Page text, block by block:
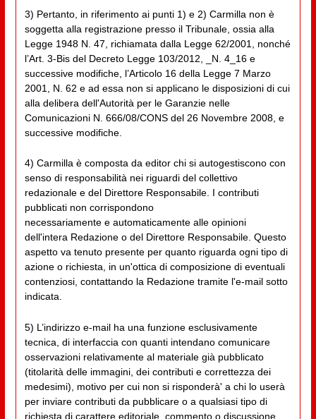
3) Pertanto, in riferimento ai punti 1) e 2) Carmilla non è
soggetta alla registrazione presso il Tribunale, ossia alla
Legge 1948 N. 47, richiamata dalla Legge 62/2001, nonché
l’Art. 3-Bis del Decreto Legge 103/2012, _N. 4_16 e
successive modifiche, l’Articolo 16 della Legge 7 Marzo
2001, N. 62 e ad essa non si applicano le disposizioni di cui
alla delibera dell'Autorità per le Garanzie nelle
Comunicazioni N. 666/08/CONS del 26 Novembre 2008, e
successive modifiche.
4) Carmilla è composta da editor chi si autogestiscono con
senso di responsabilità nei riguardi del collettivo
redazionale e del Direttore Responsabile. I contributi
pubblicati non corrispondono
necessariamente e automaticamente alle opinioni
dell'intera Redazione o del Direttore Responsabile. Questo
aspetto va tenuto presente per quanto riguarda ogni tipo di
azione o richiesta, in un'ottica di composizione di eventuali
contenziosi, contattando la Redazione tramite l'e-mail sotto
indicata.
5) L’indirizzo e-mail ha una funzione esclusivamente
tecnica, di interfaccia con quanti intendano comunicare
osservazioni relativamente al materiale già pubblicato
(titolarità delle immagini, dei contributi e correttezza dei
medesimi), motivo per cui non si risponderà' a chi lo userà
per inviare contributi da pubblicare o a qualsiasi tipo di
richiesta di carattere editoriale, commento o discussione.